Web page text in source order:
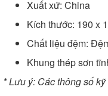
Xuất xứ: China
Kích thước: 190 x
Chất liệu đệm:
Khung thép sơn
* Lưu ý: Các thông số